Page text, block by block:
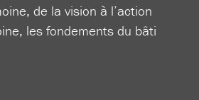
de la vision à l’action
les fondements du bâti